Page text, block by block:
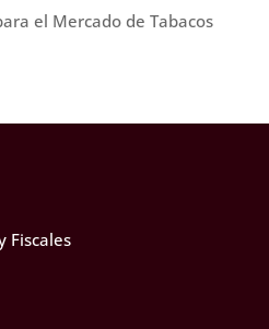
el Mercado de Tabacos
Fiscales